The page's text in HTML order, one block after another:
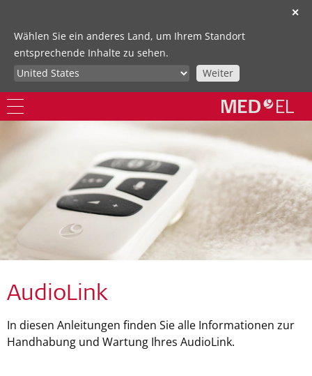
✕
Wählen Sie ein anderes Land, um Ihrem Standort
entsprechende Inhalte zu sehen.
Weiter
AudioLink
In diesen Anleitungen finden Sie alle Informationen zur
Handhabung und Wartung Ihres AudioLink.